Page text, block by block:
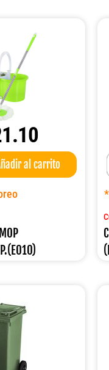
al carrito